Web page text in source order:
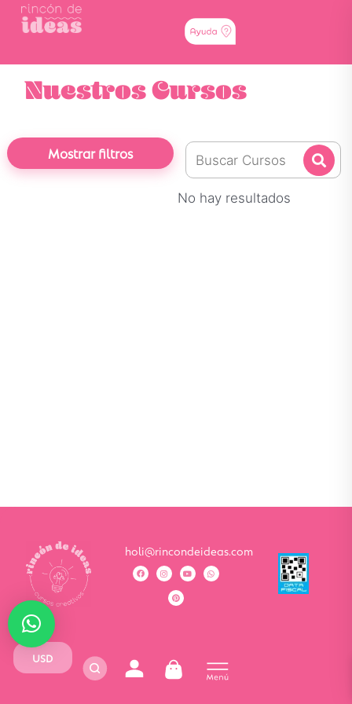
Nuestros Cursos
Mostrar filtros
No hay resultados
holi@rincondeideas.com
USD